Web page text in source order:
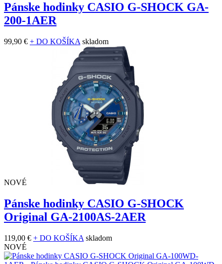
Pánske hodinky CASIO G-SHOCK GA-
200-1AER
99,90 € + DO KOŠÍKA skladom
NOVÉ
Pánske hodinky CASIO G-SHOCK
Original GA-2100AS-2AER
119,00 € + DO KOŠÍKA skladom
NOVÉ